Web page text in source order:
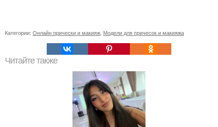
Категории: Онлайн прически и макияж Модели для причесок и макияжа
Читайте также